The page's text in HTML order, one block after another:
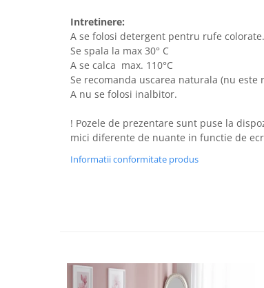
Intretinere:
A se folosi detergent pentru rufe colorate.
Se spala la max 30° C
A se calca max. 110°C
Se recomanda uscarea naturala (nu este
A nu se folosi inalbitor.
! Pozele de prezentare sunt puse la
mici diferente de nuante in functie de
Informatii conformitate produs